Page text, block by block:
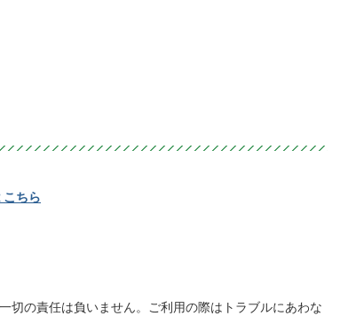
ちら
切の責任は負いません。ご利用の際はトラブルにあわな